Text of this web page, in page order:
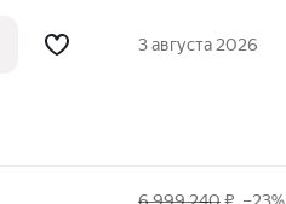
3 августа 2026